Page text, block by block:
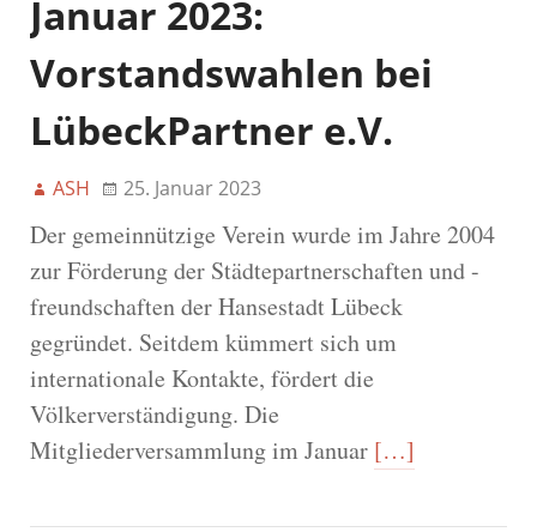
Januar 2023:
Vorstandswahlen bei
LübeckPartner e.V.
ASH 25. Januar 2023
Der gemeinnützige Verein wurde im Jahre 2004
zur Förderung der Städtepartnerschaften und -
freundschaften der Hansestadt Lübeck
gegründet. Seitdem kümmert sich um
internationale Kontakte, fördert die
Völkerverständigung. Die
Mitgliederversammlung im Januar […]